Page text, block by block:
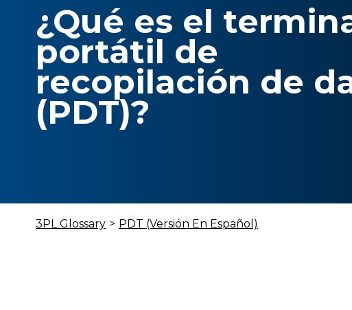
¿Qué es el
portátil de
recopilación de
(PDT)?
3PL Glossary > PDT (Versión En Español)